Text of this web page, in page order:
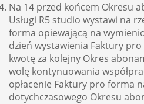
Na 14 przed końcem Okresu
Usługi R5 studio wystawi na
forma opiewającą na
dzień wystawienia Faktury
kwotę za kolejny Okres
wolę kontynuowania
opłacenie Faktury pro forma
dotychczasowego Okresu